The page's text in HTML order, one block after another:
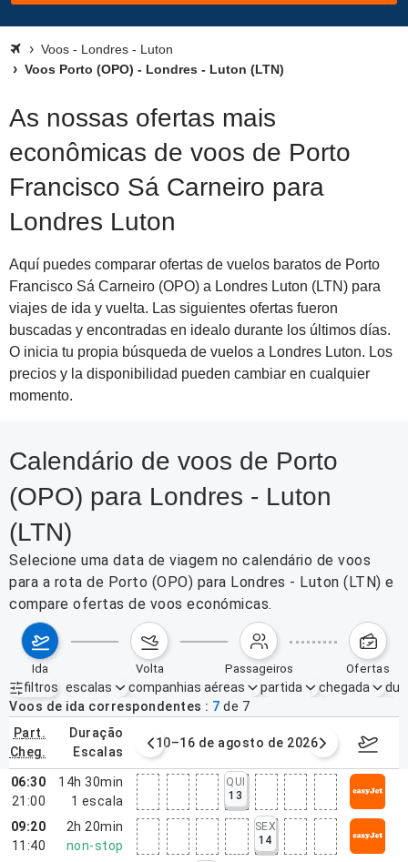
Voos - Londres - Luton
Voos Porto (OPO) - Londres - Luton (LTN)
As nossas ofertas mais
econômicas de voos de Porto
Francisco Sá Carneiro para
Londres Luton
Aquí puedes comparar ofertas de vuelos baratos de Porto
Francisco Sá Carneiro (OPO) a Londres Luton (LTN) para
viajes de ida y vuelta. Las siguientes ofertas fueron
buscadas y encontradas en idealo durante los últimos días.
O inicia tu propia búsqueda de vuelos a Londres Luton. Los
precios y la disponibilidad pueden cambiar en cualquier
momento.
Calendário de voos de Porto
(OPO) para Londres - Luton
(LTN)
Selecione uma data de viagem no calendário de voos
para a rota de Porto (OPO) para Londres - Luton (LTN) e
compare ofertas de voos económicas.
ida volta passageiros ofertas
filtros
Filtros ativos nenhum
escalas companhias aéreas partida chegada
Voos de ida correspondentes
7 de 7
part.
cheg.
duração
escalas
agosto de 2026 10–16 de agosto de 2026 17–23
06:30
21:00
14h 30min
1 escala
QUI
13
09:20
11:40
2h 20min
non-stop
SEX
14